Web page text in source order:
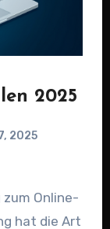
2025
2025
zum Online-
hat die Art